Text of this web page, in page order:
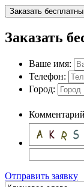
Заказать
Заказать
Ваше имя:
Телефон:
Город:
Отправить заявку